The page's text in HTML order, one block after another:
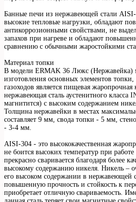
Банные печи из нержавеющей стали
высокие тепловые нагрузки, обладают
антикоррозионными свойствами, не
запахов при нагреве и обладают
сравнению с обычными жаростойкими
Материал топки
В модели ERMAK 36 Люкс (Нержавейка)
изготовления основных элементов
газоходов является пищевая жаропрочная
нержавеющая сталь аустенитного класса
магнитится) с высоким содержанием
Толщина нержавейки в местах
составляет 9 мм, свода топки - 5 мм,
- 3-4 мм.
AISI-304 - это высококачественная
не боится высоких температур при
прекрасно сваривается благодаря более
высокому содержанию никеля. Никель –
его высоком содержании в нержавеющей
повышенную прочность и стойкость к
приобретает отличную свариваемость.